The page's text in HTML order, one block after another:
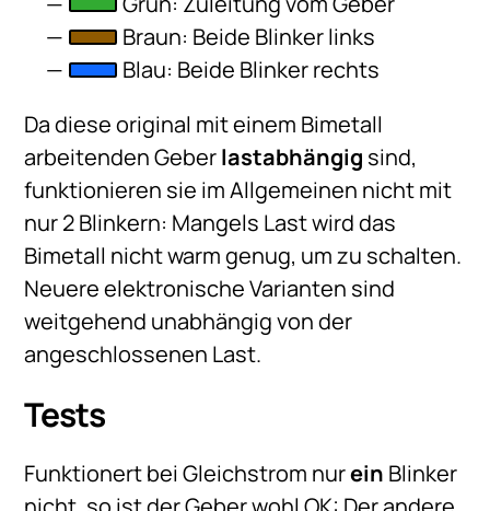
Braun: Beide Blinker links
Blau: Beide Blinker rechts
Da diese original mit einem Bimetall
arbeitenden Geberlastabhängig sind,
funktionieren sie im Allgemeinen nicht mit
nur 2 Blinkern: Mangels Last wird das
Bimetall nicht warm genug, um zu schalten.
Neuere elektronische Varianten sind
weitgehend unabhängig von der
angeschlossenen Last.
Tests
Funktionert bei Gleichstrom nurein Blinker